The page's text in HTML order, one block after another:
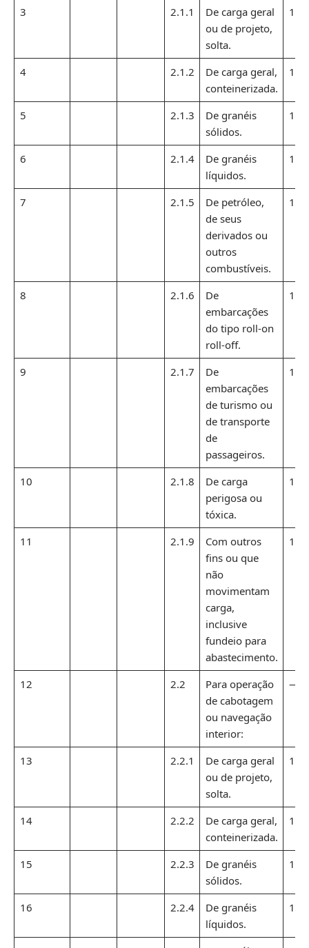
3 2.1.1
De carga geral
ou de projeto,
solta.
4 2.1.2
De carga geral,
conteinerizada.
5 2.1.3
De granéis
sólidos.
6 2.1.4
De granéis
líquidos.
7 2.1.5
De petróleo,
de seus
derivados ou
outros
combustíveis.
8 2.1.6
De
embarcações
do tipo roll-on
roll-off.
9 2.1.7
De
embarcações
de turismo ou
de transporte
de
passageiros.
10 2.1.8
De carga
perigosa ou
tóxica.
11 2.1.9
Com outros
fins ou que
não
movimentam
carga,
inclusive
fundeio para
abastecimento.
12 2.2
Para operação
de cabotagem
ou navegação
interior:
—
13 2.2.1
De carga geral
ou de projeto,
solta.
14 2.2.2
De carga geral,
conteinerizada.
15 2.2.3
De granéis
sólidos.
16 2.2.4
De granéis
líquidos.